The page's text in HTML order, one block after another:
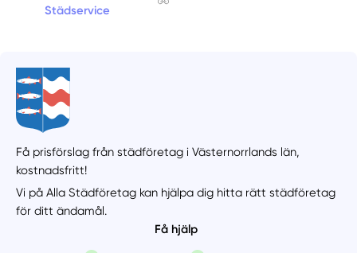
Städservice
Få prisförslag från städföretag i Västernorrlands län,
kostnadsfritt!
Vi på Alla Städföretag kan hjälpa dig hitta rätt städföretag
för ditt ändamål.
Få hjälp